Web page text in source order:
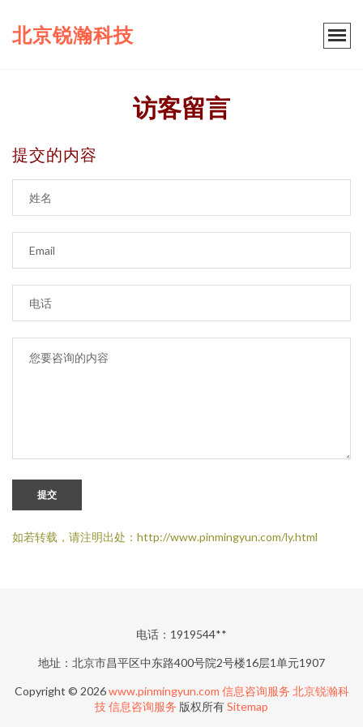
北京锐瀚科技
访客留言
提交的内容
提交
如若转载，请注明出处：http://www.pinmingyun.com/ly.html
电话：1919544**
地址：北京市昌平区中东路400号院2号楼16层1单元1907
Copyright © 2026www.pinmingyun.com 信息咨询服务 北京锐瀚科
技信息咨询服务 版权所有Sitemap